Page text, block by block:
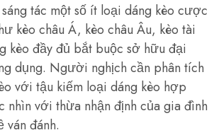
tác một số ít loại dáng kèo cược
kèo châu Á, kèo châu Âu, kèo tài
kèo đầy đủ bắt buộc sở hữu đại
dụng. Người nghịch cần phân tích
với tậu kiếm loại dáng kèo hợp
nhìn với thừa nhận định của gia đình
đánh.